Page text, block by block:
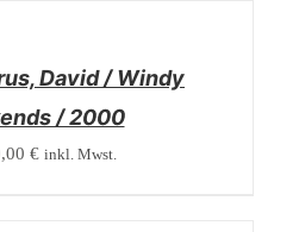
David / Windy
/ 2000
€ inkl. Mwst.